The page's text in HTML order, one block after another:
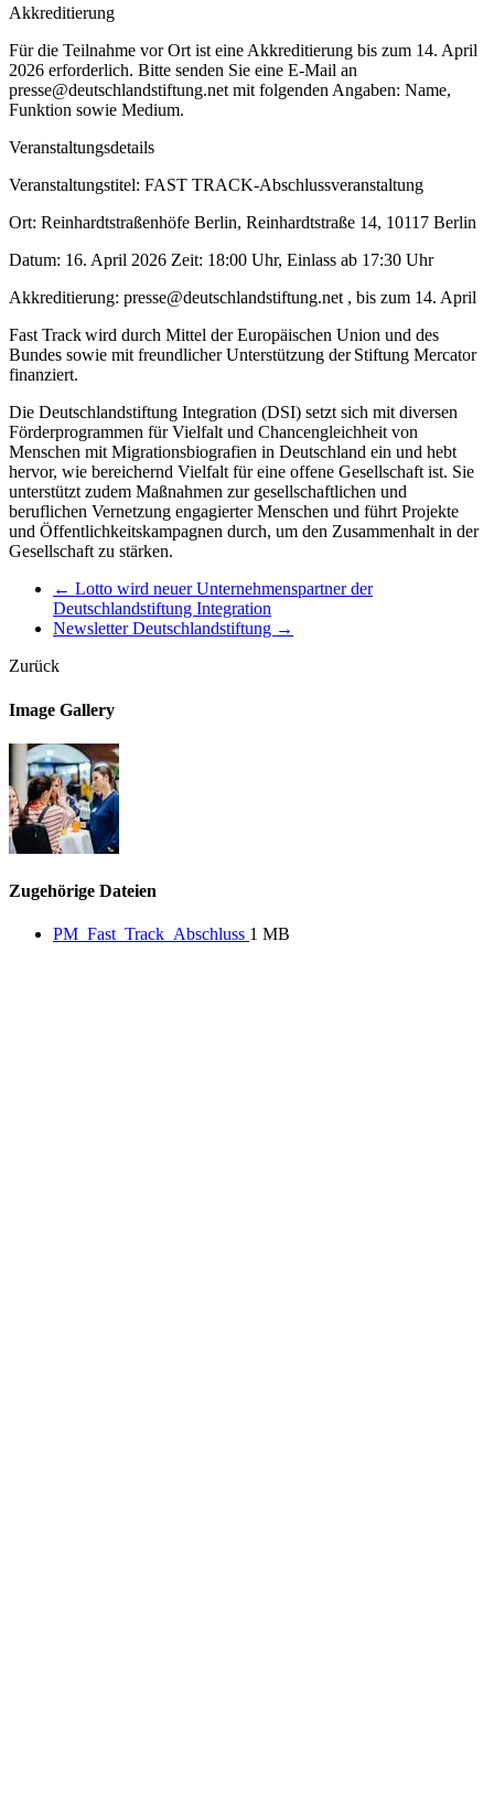
Akkreditierung
Für die Teilnahme vor Ort ist eine Akkreditierung bis zum 14. April
2026 erforderlich. Bitte senden Sie eine E-Mail an
presse@deutschlandstiftung.net mit folgenden Angaben: Name,
Funktion sowie Medium.
Veranstaltungsdetails
Veranstaltungstitel: FAST TRACK-Abschlussveranstaltung
Ort: Reinhardtstraßenhöfe Berlin, Reinhardtstraße 14, 10117 Berlin
Datum: 16. April 2026 Zeit: 18:00 Uhr, Einlass ab 17:30 Uhr
Akkreditierung: presse@deutschlandstiftung.net , bis zum 14. April
Fast Track wird durch Mittel der Europäischen Union und des
Bundes sowie mit freundlicher Unterstützung der Stiftung Mercator
finanziert.
Die Deutschlandstiftung Integration (DSI) setzt sich mit diversen
Förderprogrammen für Vielfalt und Chancengleichheit von
Menschen mit Migrationsbiografien in Deutschland ein und hebt
hervor, wie bereichernd Vielfalt für eine offene Gesellschaft ist. Sie
unterstützt zudem Maßnahmen zur gesellschaftlichen und
beruflichen Vernetzung engagierter Menschen und führt Projekte
und Öffentlichkeits­kampagnen durch, um den Zusammenhalt in der
Gesellschaft zu stärken.
← Lotto wird neuer Unternehmenspartner der
Deutschlandstiftung Integration
Newsletter Deutschlandstiftung →
Zurück
Image Gallery
Zugehörige Dateien
PM_Fast_Track_Abschluss 1 MB